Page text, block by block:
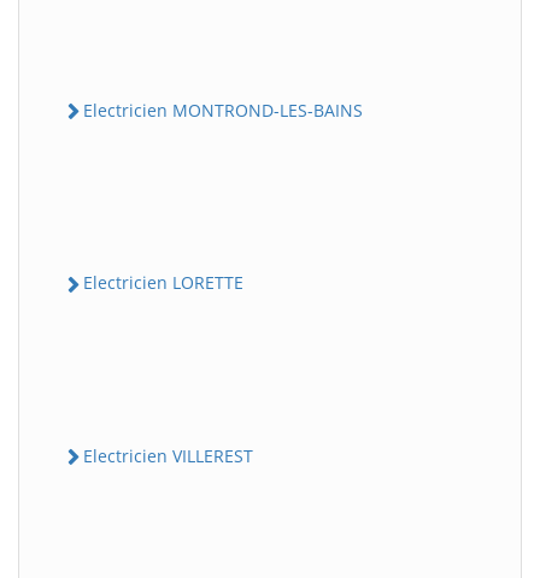
Electricien MONTROND-LES-BAINS
Electricien LORETTE
Electricien VILLEREST